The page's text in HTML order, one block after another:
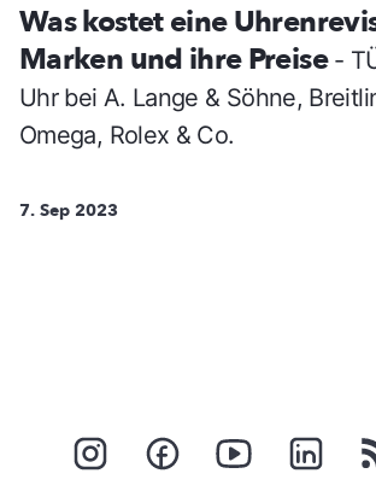
Was kostet eine
Marken und ihre Preise -
Uhr bei A. Lange & Söhne,
Omega, Rolex & Co.
7. Sep 2023